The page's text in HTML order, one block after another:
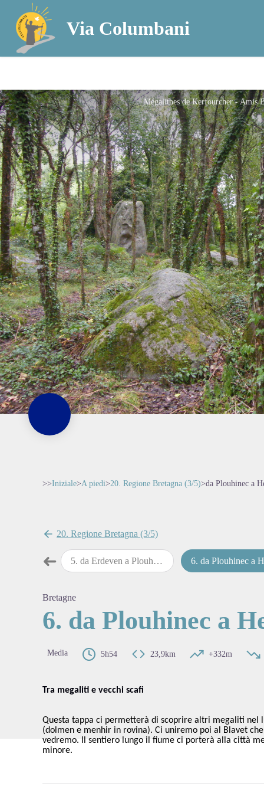
Via Columbani
Mégalithes de Kerfourcher - Amis
>>Iniziale>A piedi>20. Regione Bretagna (3/5)>da Plouhinec a
20. Regione Bretagna (3/5)
➜Passo precedente
5. da Erdeven a Plouhinec 6.da Plouhinec a
Bretagne
6. da Plouhinec a
Media 5h54 23,9km +332m
Tra megaliti e vecchi scafi
Questa tappa ci permetterà di scoprire altri megaliti nel
(dolmen e menhir in rovina). Ci uniremo poi al Blavet
vedremo. Il sentiero lungo il fiume ci porterà alla città
minore.